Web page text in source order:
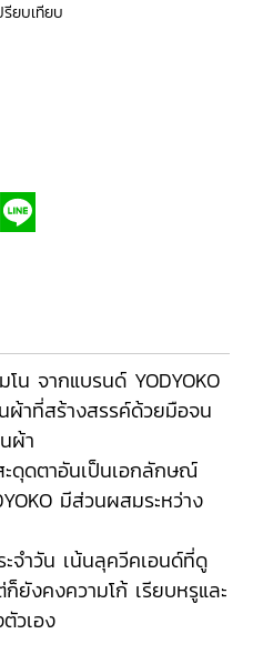
รียบเทียบ
น จากแบรนด์ YODYOKO
าที่สร้างสรรค์ด้วยมือจน
ผ้า
ดุดตาอันเป็นเอกลักษณ์
มีส่วนผสมระหว่าง
ะจำวัน เน้นลุควีคเอนด์ที่ดู
ยังคงความโก้ เรียบหรูและ
วเอง